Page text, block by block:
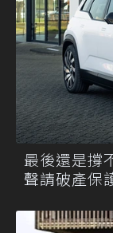
最後還是撐
聲請破產保